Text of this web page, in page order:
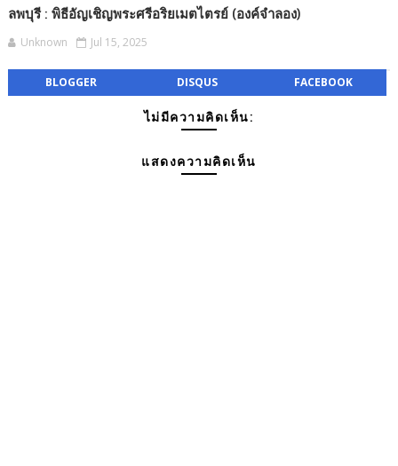
ลพบุรี : พิธีอัญเชิญพระศรีอริยเมตไตรย์ (องค์จำลอง)
Unknown Jul 15, 2025
BLOGGER DISQUS FACEBOOK
ไม่มีความคิดเห็น:
แสดงความคิดเห็น